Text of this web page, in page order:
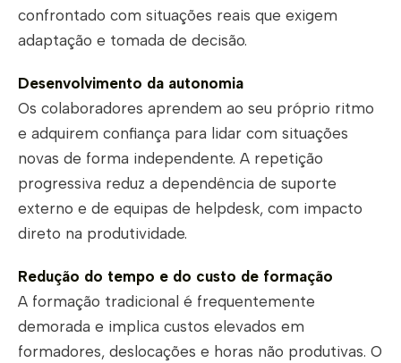
confrontado com situações reais que exigem
adaptação e tomada de decisão.
Desenvolvimento da autonomia
Os colaboradores aprendem ao seu próprio ritmo
e adquirem confiança para lidar com situações
novas de forma independente. A repetição
progressiva reduz a dependência de suporte
externo e de equipas de helpdesk, com impacto
direto na produtividade.
Redução do tempo e do custo de formação
A formação tradicional é frequentemente
demorada e implica custos elevados em
formadores, deslocações e horas não produtivas. O